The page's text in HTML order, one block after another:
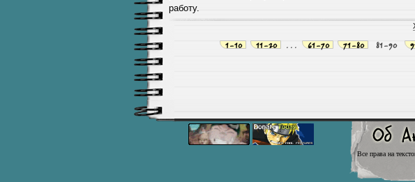
работу.
1-10 11-20 61-70 71-80 81-90
Все права на